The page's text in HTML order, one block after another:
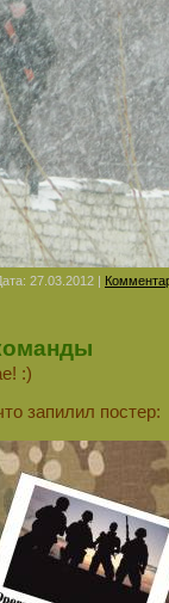
27.03.2012 |
:)
запилил постер: